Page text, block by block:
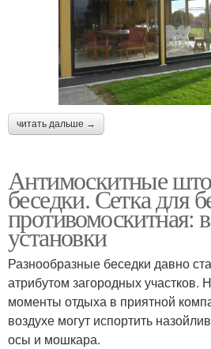
читать дальше →
Антимоскитные
беседки. Сетка для
противомоскитная:
установки
Разнообразные беседки давно
атрибутом загородных участков.
моменты отдыха в приятной
воздухе могут испортить
осы и мошкара.